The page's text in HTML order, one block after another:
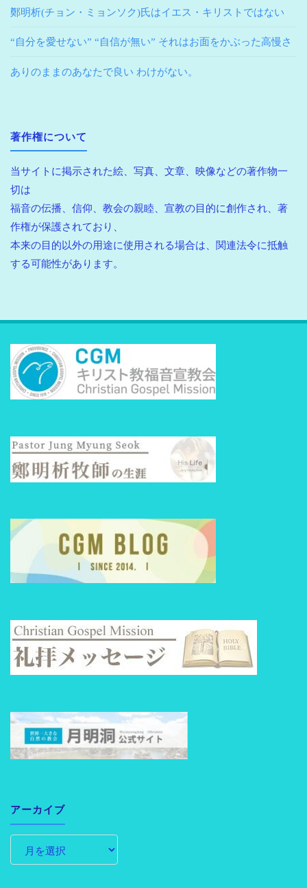
鄭明析(チョン・ミョンソク)氏はイエス・キリストではない
“自分を愛せない” “自信が無い” それはお面をかぶった高慢さ
ありのままのあなたで良い わけがない。
著作権について
当サイトに掲示された絵、写真、文章、映像などの著作物一
切は
福音の伝播、信仰、教会の親睦、宣教の目的に創作され、著
作権が保護されており、
本来の目的以外の用途に使用される場合は、関連法令に抵触
する可能性があります。
アーカイブ